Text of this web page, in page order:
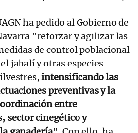
ha pedido al Gobierno de
"reforzar y agilizar las
de control poblacional
jabalí y otras especies
intensificando las
preventivas y la
entre
sector cinegético y